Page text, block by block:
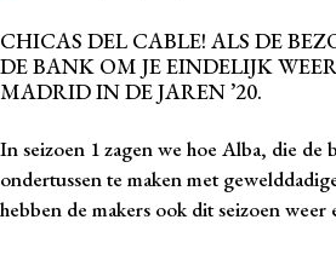
CHICAS DEL CABLE! ALS DE
DE BANK OM JE EINDELIJK
MADRID IN DE JAREN ’20.
In seizoen 1 zagen we hoe Alba, die
ondertussen te maken met
hebben de makers ook dit seizoen